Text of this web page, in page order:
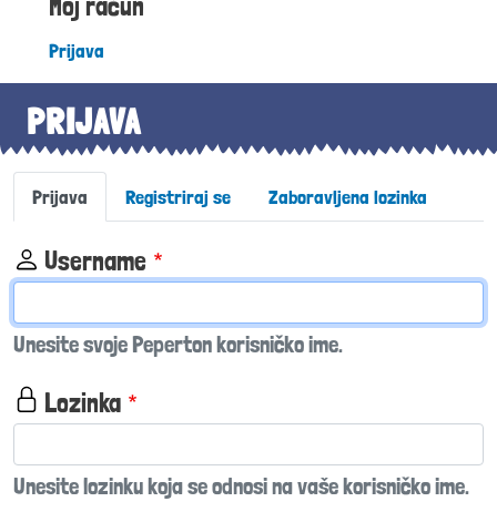
Prijava
PRIJAVA
Primary tabs
Prijava Registriraj se Zaboravljena lozinka
Username
Unesite svoje Peperton korisničko ime.
Lozinka
Unesite lozinku koja se odnosi na vaše korisničko ime.